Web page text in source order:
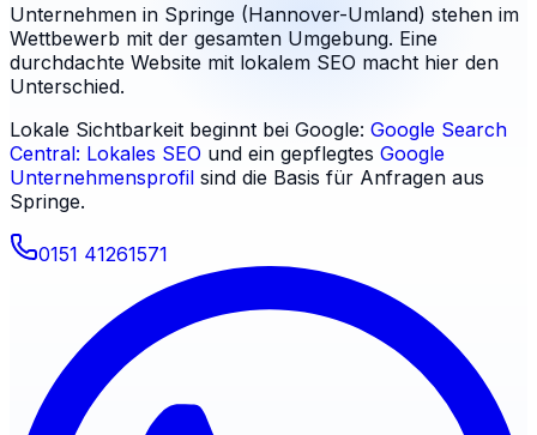
Unternehmen in Springe (Hannover-Umland) stehen im
Wettbewerb mit der gesamten Umgebung. Eine
durchdachte Website mit lokalem SEO macht hier den
Unterschied.
Lokale Sichtbarkeit beginnt bei Google: Google Search
Central: Lokales SEO und ein gepflegtes Google
Unternehmensprofil sind die Basis für Anfragen aus
Springe.
0151 41261571